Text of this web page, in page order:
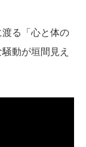
る「心と体の
動が垣間見え